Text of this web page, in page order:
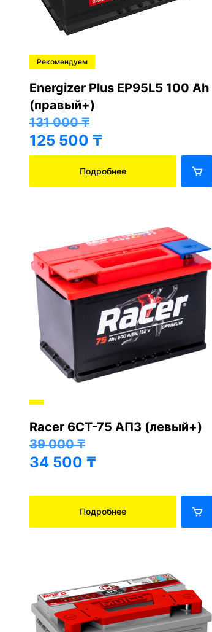
Рекомендуем
Energizer Plus EP95L5 100 Ah
(правый+)
131 000₸
125 500 ₸
Подробнее
Racer 6СТ-75 АПЗ (левый+)
39 000₸
34 500 ₸
Подробнее